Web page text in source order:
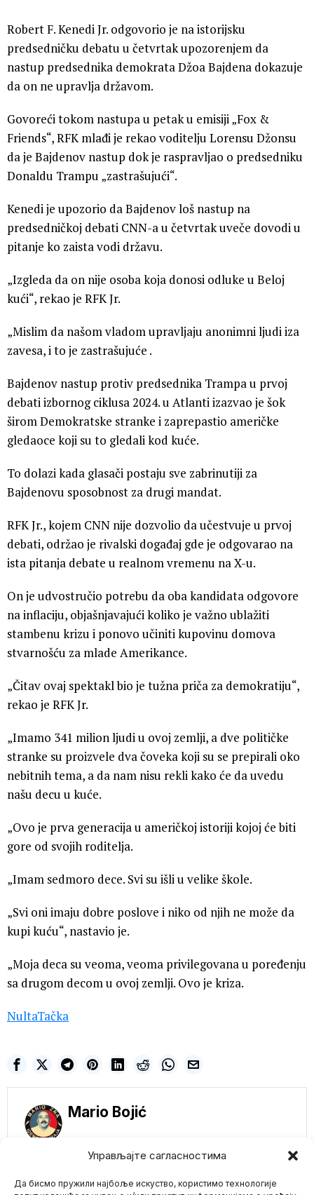
Управљајте сагласностима
Да бисмо пружили најбоље искуство, користимо технологије
Robert F. Kenedi Jr. odgovorio je na istorijsku
predsedničku debatu u četvrtak upozorenjem da
nastup predsednika demokrata Džoa Bajdena dokazuje
da on ne upravlja državom.
Govoreći tokom nastupa u petak u emisiji „Fox &
Friends“, RFK mlađi je rekao voditelju Lorensu Džonsu
da je Bajdenov nastup dok je raspravljao o predsedniku
Donaldu Trampu „zastrašujući“.
Kenedi je upozorio da Bajdenov loš nastup na
predsedničkoj debati CNN-a u četvrtak uveče dovodi u
pitanje ko zaista vodi državu.
„Izgleda da on nije osoba koja donosi odluke u Beloj
kući“, rekao je RFK Jr.
„Mislim da našom vladom upravljaju anonimni ljudi iza
zavesa, i to je zastrašujuće .
Bajdenov nastup protiv predsednika Trampa u prvoj
debati izbornog ciklusa 2024. u Atlanti izazvao je šok
širom Demokratske stranke i zaprepastio američke
gledaoce koji su to gledali kod kuće.
To dolazi kada glasači postaju sve zabrinutiji za
Bajdenovu sposobnost za drugi mandat.
RFK Jr., kojem CNN nije dozvolio da učestvuje u prvoj
debati, održao je rivalski događaj gde je odgovarao na
ista pitanja debate u realnom vremenu na X-u.
On je udvostručio potrebu da oba kandidata odgovore
na inflaciju, objašnjavajući koliko je važno ublažiti
stambenu krizu i ponovo učiniti kupovinu domova
stvarnošću za mlade Amerikance.
„Čitav ovaj spektakl bio je tužna priča za demokratiju“,
rekao je RFK Jr.
„Imamo 341 milion ljudi u ovoj zemlji, a dve političke
stranke su proizvele dva čoveka koji su se prepirali oko
nebitnih tema, a da nam nisu rekli kako će da uvedu
našu decu u kuće.
„Ovo je prva generacija u američkoj istoriji kojoj će biti
gore od svojih roditelja.
„Imam sedmoro dece. Svi su išli u velike škole.
„Svi oni imaju dobre poslove i niko od njih ne može da
kupi kuću“, nastavio je.
„Moja deca su veoma, veoma privilegovana u poređenju
sa drugom decom u ovoj zemlji. Ovo je kriza.
NultaTačka
Mario Bojić
NE PROPUSTITE